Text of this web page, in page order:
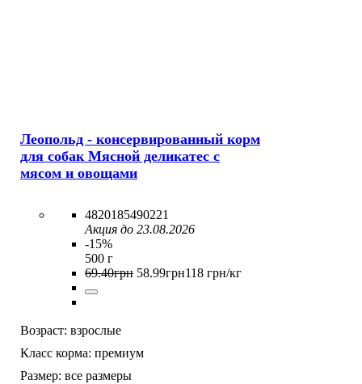
Леопольд - консервированный корм
для собак Мясной деликатес с
мясом и овощами
4820185490221
Акция до 23.08.2026
-15%
500 г
69.40грн 58.99грн118 грн/кг
Возраст: взрослые
Класс корма: премиум
Размер: все размеры